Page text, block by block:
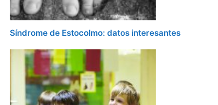
Síndrome de Estocolmo: datos interesantes